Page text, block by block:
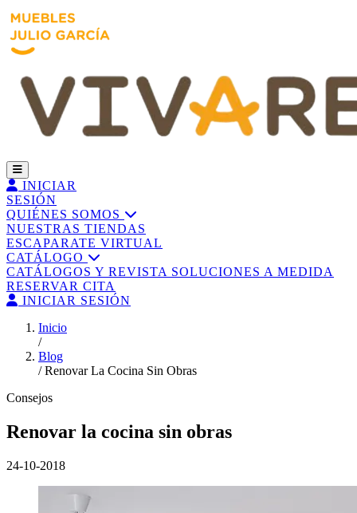
INICIAR
SESIÓN
QUIÉNES SOMOS
NUESTRAS TIENDAS
ESCAPARATE VIRTUAL
CATÁLOGO
CATÁLOGOS Y REVISTA SOLUCIONES A MEDIDA
RESERVAR CITA
INICIAR SESIÓN
Inicio
/
Blog
/ Renovar La Cocina Sin Obras
Consejos
Renovar la cocina sin obras
24-10-2018